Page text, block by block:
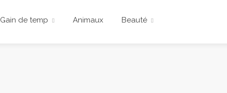
Gain de temp Animaux Beauté